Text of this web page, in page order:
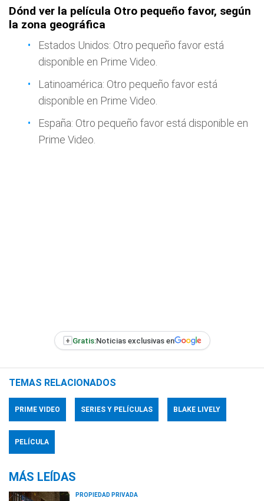
Dónd ver la película Otro pequeño favor, según
la zona geográfica
Estados Unidos: Otro pequeño favor está
disponible en Prime Video.
Latinoamérica: Otro pequeño favor está
disponible en Prime Video.
España: Otro pequeño favor está disponible en
Prime Video.
+ Gratis:Noticias exclusivas en
TEMAS RELACIONADOS
PRIME VIDEO SERIES Y PELÍCULAS BLAKE LIVELY
PELÍCULA
MÁS LEÍDAS
PROPIEDAD PRIVADA